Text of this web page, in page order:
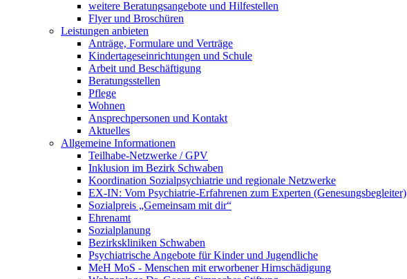
weitere Beratungsangebote und Hilfestellen
Flyer und Broschüren
Leistungen anbieten
Anträge, Formulare und Verträge
Kindertageseinrichtungen und Schule
Arbeit und Beschäftigung
Beratungsstellen
Pflege
Wohnen
Ansprechpersonen und Kontakt
Aktuelles
Allgemeine Informationen
Teilhabe-Netzwerke / GPV
Inklusion im Bezirk Schwaben
Koordination Sozialpsychiatrie und regionale Netzwerke
EX-IN: Vom Psychiatrie-Erfahrenen zum Experten (Genesungsbegleiter)
Sozialpreis „Gemeinsam mit dir“
Ehrenamt
Sozialplanung
Bezirkskliniken Schwaben
Psychiatrische Angebote für Kinder und Jugendliche
MeH MoS - Menschen mit erworbener Hirnschädigung